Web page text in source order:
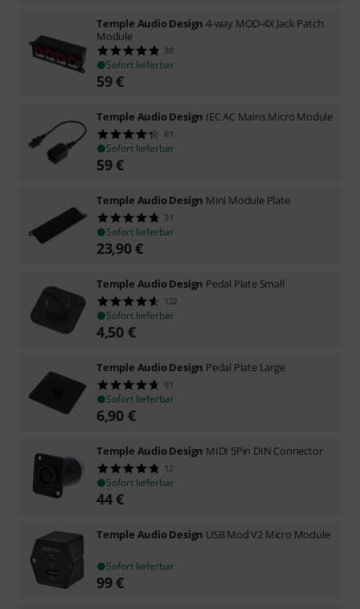
Temple Audio Design 4-way MOD-4X Jack Patch
Module
38
Sofort lieferbar
59€
Temple Audio Design IEC AC Mains Micro Module
81
Sofort lieferbar
59€
Temple Audio Design Mini Module Plate
31
Sofort lieferbar
23,90€
Temple Audio Design Pedal Plate Small
122
Sofort lieferbar
4,50 €
Temple Audio Design Pedal Plate Large
91
Sofort lieferbar
6,90 €
Temple Audio Design MIDI 5Pin DIN Connector
12
Sofort lieferbar
44€
Temple Audio Design USB Mod V2 Micro Module
Sofort lieferbar
99€